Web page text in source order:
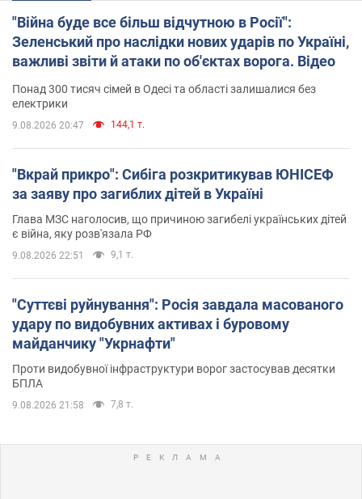
"Війна буде все більш відчутною в Росії":
Зеленський про наслідки нових ударів по Україні,
важливі звіти й атаки по об'єктах ворога. Відео
Понад 300 тисяч сімей в Одесі та області залишалися без
електрики
9.08.2026 20:47 144,1 т.
"Вкрай прикро": Сибіга розкритикував ЮНІСЕФ
за заяву про загиблих дітей в Україні
Глава МЗС наголосив, що причиною загибелі українських дітей
є війна, яку розв'язала РФ
9.08.2026 22:51 9,1 т.
"Суттєві руйнування": Росія завдала масованого
удару по видобувних активах і буровому
майданчику "Укрнафти"
Проти видобувної інфраструктури ворог застосував десятки
БПЛА
9.08.2026 21:58 7,8 т.